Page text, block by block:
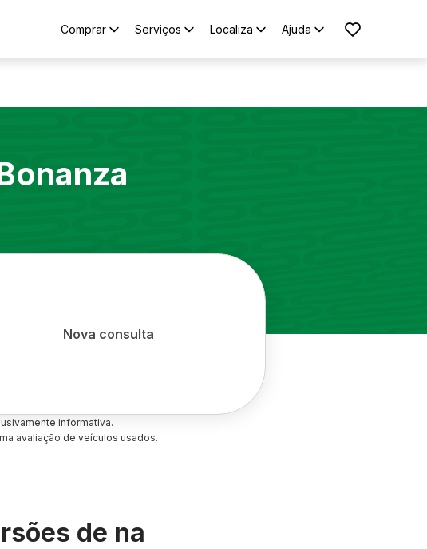
Comprar Serviços Localiza Ajuda
Nova consulta
informativa.
avaliação de veículos usados.
de na